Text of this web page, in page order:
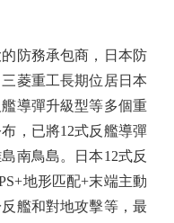
防務承包商，日本防
菱重工長期位居日本
導彈升級型等多個重
，已將12式反艦導彈
南鳥島。日本12式反
地形匹配+末端主動
艦和對地攻擊等，最